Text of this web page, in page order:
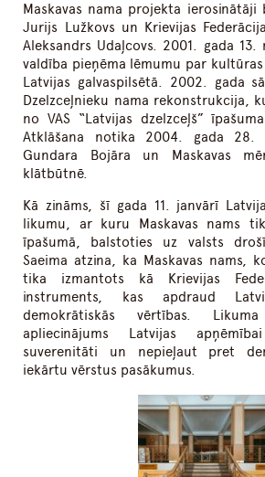
Maskavas nama projekta ierosinātāji
Jurijs Lužkovs un Krievijas
Aleksandrs Udaļcovs. 2001. gada 13.
valdība pieņēma lēmumu par
Latvijas galvaspilsētā. 2002. gada
Dzelzceļnieku nama rekonstrukcija,
no VAS “Latvijas dzelzceļš”
Atklāšana notika 2004. gada 28.
Gundara Bojāra un Maskavas
klātbūtnē.
Kā zināms, šī gada 11. janvārī
likumu, ar kuru Maskavas nams
īpašumā, balstoties uz valsts
Saeima atzina, ka Maskavas nams,
tika izmantots kā Krievijas
instruments, kas apdraud
demokrātiskās vērtības.
apliecinājums Latvijas
suverenitāti un nepieļaut pret
iekārtu vērstus pasākumus.